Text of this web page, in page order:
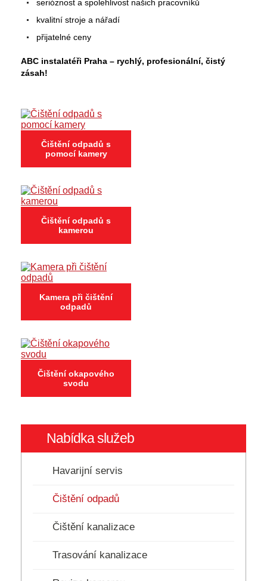
Nabídka služeb
Havarijní servis
Čištění odpadů
Čištění kanalizace
Trasování kanalizace
serióznost a spolehlivost našich pracovníků
kvalitní stroje a nářadí
přijatelné ceny
ABC instalatéři Praha – rychlý, profesionální, čistý
zásah!
Čištění odpadů s
pomocí kamery
Čištění odpadů s
kamerou
Kamera při čištění
odpadů
Čištění okapového
svodu